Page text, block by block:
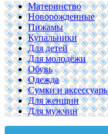
Материнство
Новорожденные
Пижамы
Купальники
Для детей
Для молодёжи
Обувь
Одежда
Сумки и
Для женщин
Для мужчин